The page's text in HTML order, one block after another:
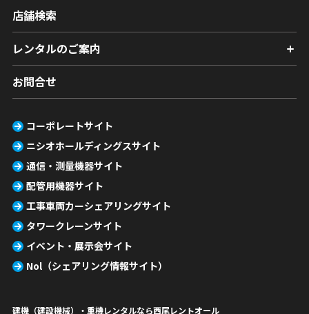
店舗検索
レンタルのご案内
お問合せ
コーポレートサイト
ニシオホールディングスサイト
通信・測量機器サイト
配管用機器サイト
工事車両カーシェアリングサイト
タワークレーンサイト
イベント・展示会サイト
Nol（シェアリング情報サイト）
建機（建設機械）・重機レンタルなら西尾レントオール